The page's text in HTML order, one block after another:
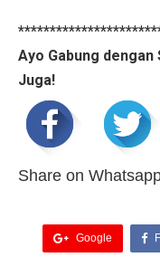
Ayo Gabung
Juga!
Share on
Google